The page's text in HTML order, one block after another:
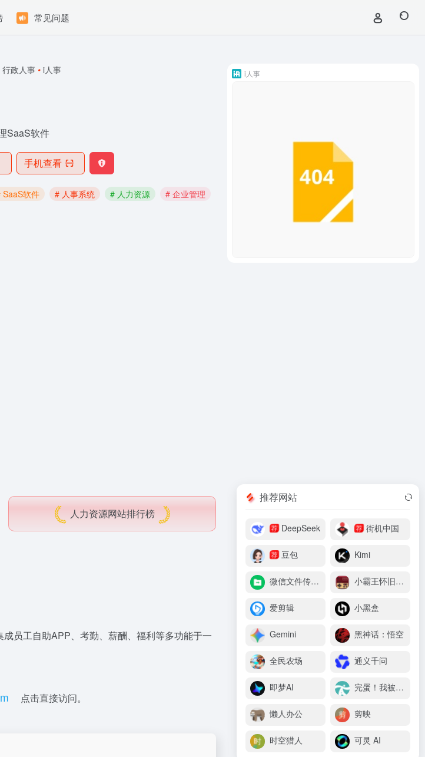
常见问题
行政人事 • i人事
SaaS软件
手机查看
SaaS软件 # 人事系统 # 人力资源 # 企业管理
i人事
人力资源网站排行榜
成员工自助APP、考勤、薪酬、福利等多功能于一
m 点击直接访问。
推荐网站
荐 DeepSeek 荐 街机中国
荐 豆包 Kimi
微信文件传输助手 小霸王怀旧游戏机
爱剪辑 小黑盒
Gemini 黑神话：悟空
全民农场 通义千问
即梦AI 完蛋！我被美女包围了
懒人办公 剪映
时空猎人 可灵 AI